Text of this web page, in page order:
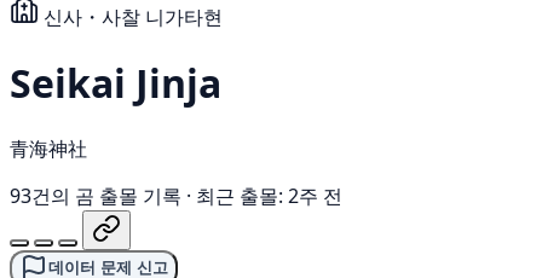
신사・사찰 니가타현
Seikai Jinja
青海神社
93건의 곰 출몰 기록 · 최근 출몰: 2주 전
데이터 문제 신고